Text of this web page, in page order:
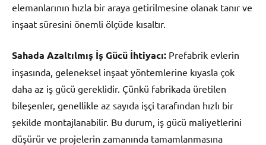
elemanlarının hızla bir araya getirilmesine olanak tanır ve
inşaat süresini önemli ölçüde kısaltır.
Sahada Azaltılmış İş Gücü İhtiyacı: Prefabrik evlerin
inşasında, geleneksel inşaat yöntemlerine kıyasla çok
daha az iş gücü gereklidir. Çünkü fabrikada üretilen
bileşenler, genellikle az sayıda işçi tarafından hızlı bir
şekilde montajlanabilir. Bu durum, iş gücü maliyetlerini
düşürür ve projelerin zamanında tamamlanmasına